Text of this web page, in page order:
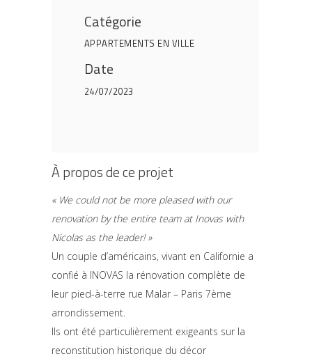
Catégorie
APPARTEMENTS EN VILLE
Date
24/07/2023
À propos de ce projet
« We could not be more pleased with our
renovation by the entire team at Inovas with
Nicolas as the leader! »
Un couple d’américains, vivant en Californie a
confié à INOVAS la rénovation complète de
leur pied-à-terre rue Malar – Paris 7ème
arrondissement.
Ils ont été particulièrement exigeants sur la
reconstitution historique du décor